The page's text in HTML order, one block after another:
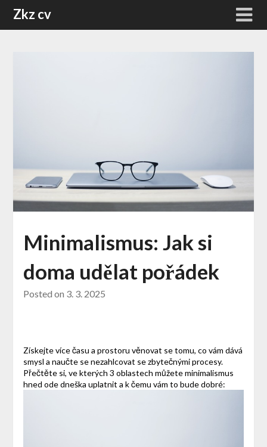
SkipZkz cv
Minimalismus: Jak si
doma udělat pořádek
Posted on 3. 3. 2025
Získejte více času a prostoru věnovat se tomu, co vám dává
smysl a naučte se nezahlcovat se zbytečnými procesy.
Přečtěte si, ve kterých 3 oblastech můžete minimalismus
hned ode dneška uplatnit a k čemu vám to bude dobré: